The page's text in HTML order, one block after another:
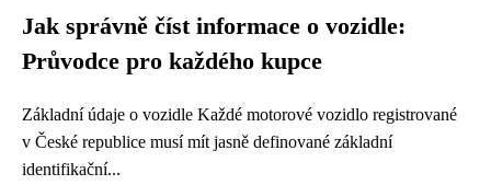
Jak správně číst informace o vozidle:
Průvodce pro každého kupce
Základní údaje o vozidle Každé motorové vozidlo registrované
v České republice musí mít jasně definované základní
identifikační...